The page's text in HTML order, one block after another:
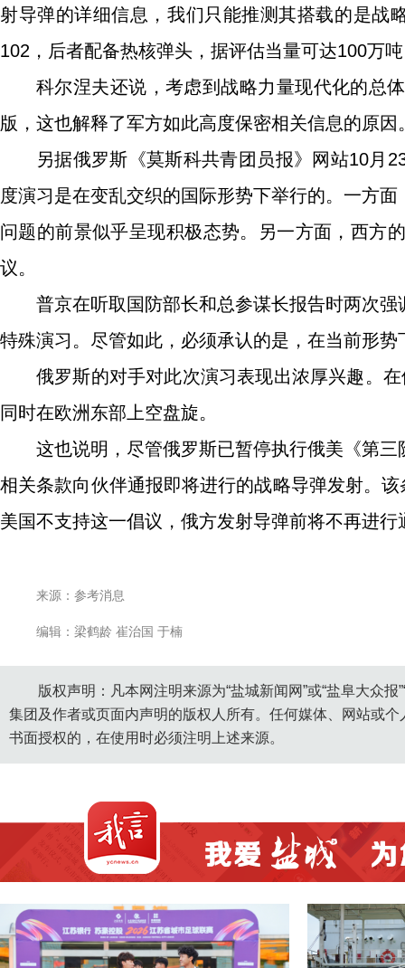
射导弹的详细信息，我们只能推测其搭载的是战
102，后者配备热核弹头，据评估当量可达100万吨
科尔涅夫还说，考虑到战略力量现代化的总
版，这也解释了军方如此高度保密相关信息的原因
另据俄罗斯《莫斯科共青团员报》网站10月
度演习是在变乱交织的国际形势下举行的。一方
问题的前景似乎呈现积极态势。另一方面，西方
议。
普京在听取国防部长和总参谋长报告时两次
特殊演习。尽管如此，必须承认的是，在当前形
俄罗斯的对手对此次演习表现出浓厚兴趣。
同时在欧洲东部上空盘旋。
这也说明，尽管俄罗斯已暂停执行俄美《第
相关条款向伙伴通报即将进行的战略导弹发射。
美国不支持这一倡议，俄方发射导弹前将不再进
来源：参考消息
编辑：梁鹤龄 崔治国 于楠
版权声明：凡本网注明来源为“盐城新闻网”或“盐阜大众
集团及作者或页面内声明的版权人所有。任何媒体、网站或
书面授权的，在使用时必须注明上述来源。